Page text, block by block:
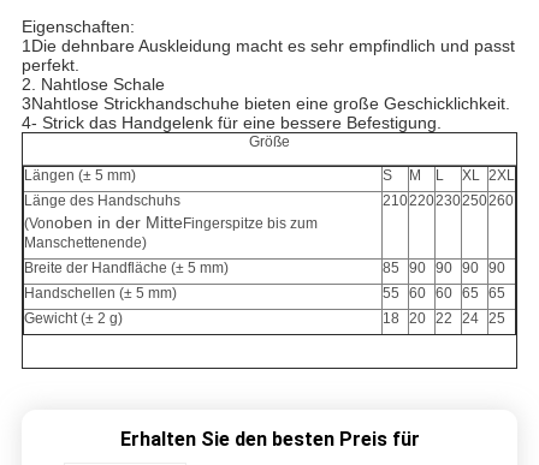
Eigenschaften:
1Die dehnbare Auskleidung macht es sehr empfindlich und passt
perfekt.
2. Nahtlose Schale
3Nahtlose Strickhandschuhe bieten eine große Geschicklichkeit.
4- Strick das Handgelenk für eine bessere Befestigung.
Größe
Längen (± 5 mm)
S M L XL 2XL
Länge des Handschuhs
(Vonoben in der Mitte Fingerspitze bis zum
Manschettenende)
210220230250260
Breite der Handfläche (± 5 mm) 85 90 90 90 90
Handschellen (± 5 mm)
55 60 60 65
65
Gewicht (± 2 g)
18 20 22 24 25
Erhalten Sie den besten Preis für